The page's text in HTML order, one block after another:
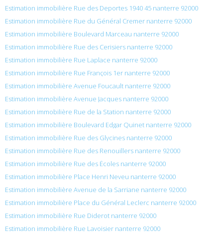
Estimation immobilière Rue des Deportes 1940 45 nanterre 92000
Estimation immobilière Rue du Général Cremer nanterre 92000
Estimation immobilière Boulevard Marceau nanterre 92000
Estimation immobilière Rue des Cerisiers nanterre 92000
Estimation immobilière Rue Laplace nanterre 92000
Estimation immobilière Rue François 1er nanterre 92000
Estimation immobilière Avenue Foucault nanterre 92000
Estimation immobilière Avenue Jacques nanterre 92000
Estimation immobilière Rue de la Station nanterre 92000
Estimation immobilière Boulevard Edgar Quinet nanterre 92000
Estimation immobilière Rue des Glycines nanterre 92000
Estimation immobilière Rue des Renouillers nanterre 92000
Estimation immobilière Rue des Écoles nanterre 92000
Estimation immobilière Place Henri Neveu nanterre 92000
Estimation immobilière Avenue de la Sarriane nanterre 92000
Estimation immobilière Place du Général Leclerc nanterre 92000
Estimation immobilière Rue Diderot nanterre 92000
Estimation immobilière Rue Lavoisier nanterre 92000